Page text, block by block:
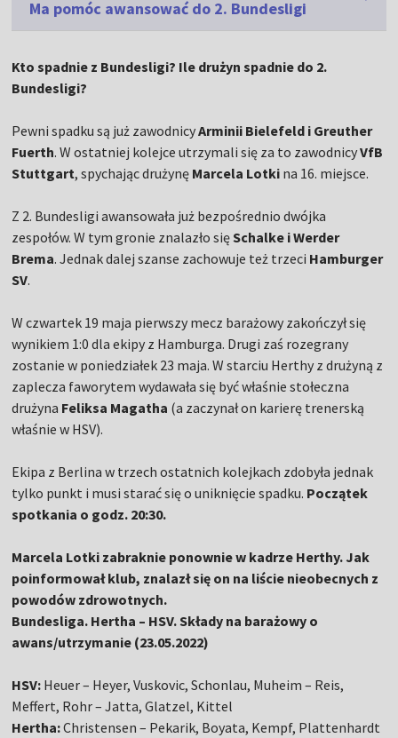
Ma pomóc awansować do 2. Bundesligi
Kto spadnie z Bundesligi? Ile drużyn spadnie do 2.
Bundesligi?
Pewni spadku są już zawodnicyArminii Bielefeld i Greuther
Fuerth. W ostatniej kolejce utrzymali się za to zawodnicyVfB
Stuttgart, spychając drużynę Marcela Lotki na 16. miejsce.
Z 2. Bundesligi awansowała już bezpośrednio dwójka
zespołów. W tym gronie znalazło sięSchalke i Werder
Brema. Jednak dalej szanse zachowuje też trzeci Hamburger
SV.
W czwartek 19 maja pierwszy mecz barażowy zakończył się
wynikiem 1:0 dla ekipy z Hamburga. Drugi zaś rozegrany
zostanie w poniedziałek 23 maja. W starciu Herthy z drużyną z
zaplecza faworytem wydawała się być właśnie stołeczna
drużyna Feliksa Magatha (a zaczynał on karierę trenerską
właśnie w HSV).
Ekipa z Berlina w trzech ostatnich kolejkach zdobyła jednak
tylko punkt i musi starać się o uniknięcie spadku. Początek
spotkania o godz. 20:30.
Marcela Lotki zabraknie ponownie w kadrze Herthy. Jak
poinformował klub, znalazł się on na liście nieobecnych z
powodów zdrowotnych.
Bundesliga. Hertha – HSV. Składy na barażowy o
awans/utrzymanie (23.05.2022)
HSV: Heuer – Heyer, Vuskovic, Schonlau, Muheim – Reis,
Meffert, Rohr – Jatta, Glatzel, Kittel
Hertha:Christensen – Pekarik, Boyata, Kempf, Plattenhardt